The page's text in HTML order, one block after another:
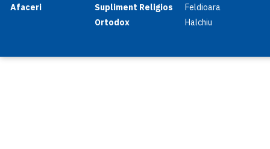
Afaceri
Supliment Religios
Ortodox
Feldioara
Halchiu